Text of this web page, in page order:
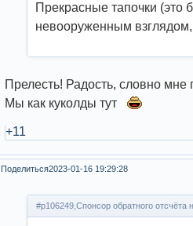
Прекрасные тапочки (это
невооруженным
Прелесть! Радость, словно мне
Мы как куколды тут
+11
Поделиться2023-01-16 19:29:28
#p106249,Спонсор обратного отсчёта